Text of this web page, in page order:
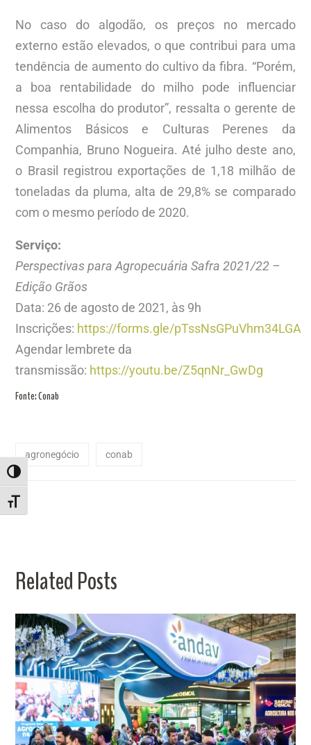
ALTERNAR ALTO CONTRASTE
ALTERNAR TAMANHO DA FONTE
No caso do algodão, os preços no mercado
externo estão elevados, o que contribui para uma
tendência de aumento do cultivo da fibra. “Porém,
a boa rentabilidade do milho pode influenciar
nessa escolha do produtor”, ressalta o gerente de
Alimentos Básicos e Culturas Perenes da
Companhia, Bruno Nogueira. Até julho deste ano,
o Brasil registrou exportações de 1,18 milhão de
toneladas da pluma, alta de 29,8% se comparado
com o mesmo período de 2020.
Serviço:
Perspectivas para Agropecuária Safra 2021/22 –
Edição Grãos
Data: 26 de agosto de 2021, às 9h
Inscrições: https://forms.gle/pTssNsGPuVhm34LGA
Agendar lembrete da
transmissão: https://youtu.be/Z5qnNr_GwDg
Fonte: Conab
agronegócio conab
Related Posts